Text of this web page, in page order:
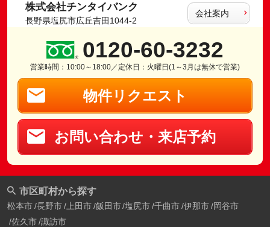
株式会社チンタイバンク
長野県塩尻市広丘吉田1044-2
会社案内
0120-60-3232
営業時間：10:00～18:00／定休日：火曜日(1～3月は無休で営業)
物件リクエスト
お問い合わせ・来店予約
市区町村から探す
松本市 長野市 上田市 飯田市 塩尻市 千曲市 伊那市 岡谷市
佐久市 諏訪市